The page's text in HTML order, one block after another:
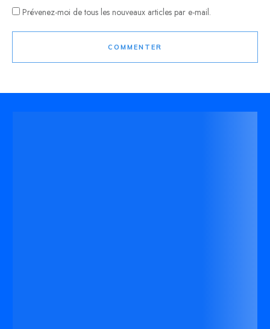
Prévenez-moi de tous les nouveaux articles par e-mail.
COMMENTER